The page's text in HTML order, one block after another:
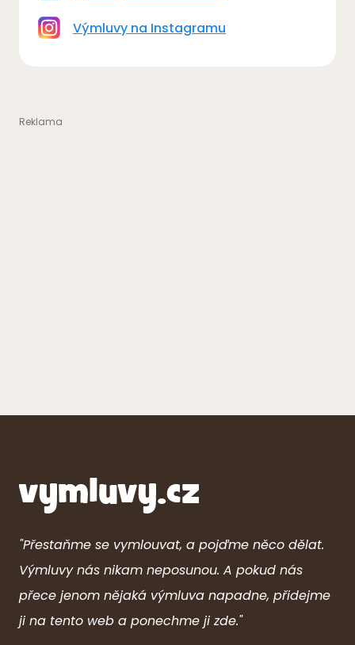
Výmluvy na Instagramu
"Přestaňme se vymlouvat, a pojďme něco dělat.
Výmluvy nás nikam neposunou. A pokud nás
přece jenom nějaká výmluva napadne, přidejme
ji na tento web a ponechme ji zde."